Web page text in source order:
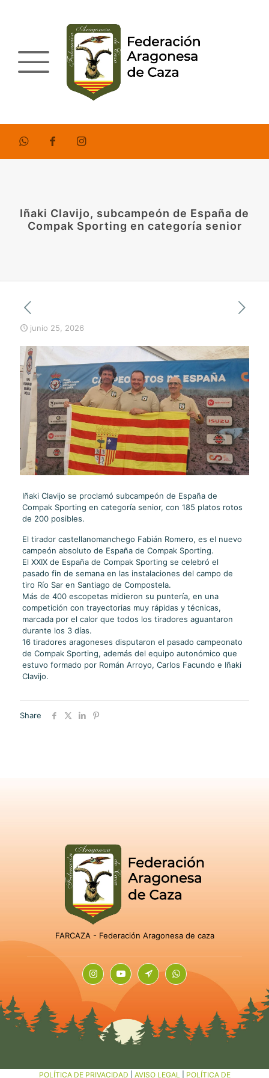
Iñaki Clavijo, subcampeón de España de
Compak Sporting en categoría senior
junio 25, 2026
Iñaki Clavijo se proclamó subcampeón de España de
Compak Sporting en categoría senior, con 185 platos rotos
de 200 posibles.
El tirador castellanomanchego Fabián Romero, es el nuevo
campeón absoluto de España de Compak Sporting.
El XXIX de España de Compak Sporting se celebró el
pasado fin de semana en las instalaciones del campo de
tiro Río Sar en Santiago de Compostela.
Más de 400 escopetas midieron su puntería, en una
competición con trayectorias muy rápidas y técnicas,
marcada por el calor que todos los tiradores aguantaron
durante los 3 días.
16 tiradores aragoneses disputaron el pasado campeonato
de Compak Sporting, además del equipo autonómico que
estuvo formado por Román Arroyo, Carlos Facundo e Iñaki
Clavijo.
Share
FARCAZA - Federación Aragonesa de caza
POLÍTICA DE PRIVACIDAD AVISO LEGAL POLÍTICA DE